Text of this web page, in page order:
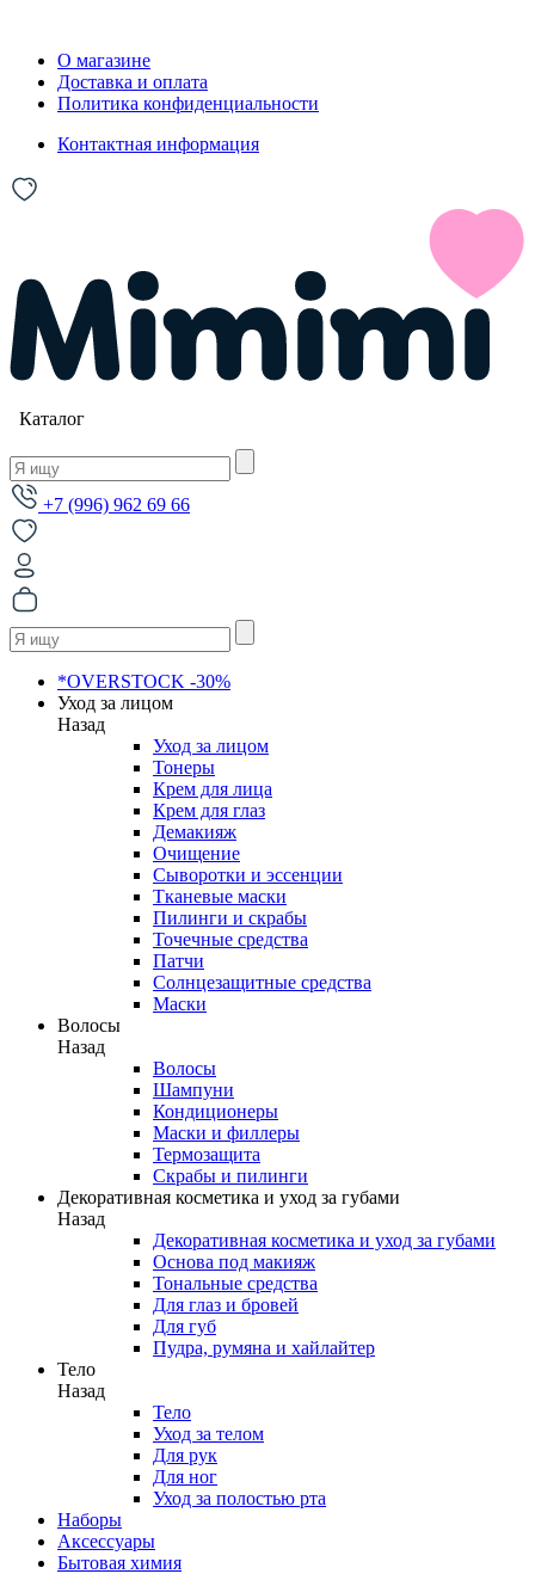
О магазине
Доставка и оплата
Политика конфиденциальности
Контактная информация
Каталог
+7 (996) 962 69 66
*OVERSTOCK -30%
Уход за лицом
Назад
Уход за лицом
Тонеры
Крем для лица
Крем для глаз
Демакияж
Очищение
Сыворотки и эссенции
Тканевые маски
Пилинги и скрабы
Точечные средства
Патчи
Солнцезащитные средства
Маски
Волосы
Назад
Волосы
Шампуни
Кондиционеры
Маски и филлеры
Термозащита
Скрабы и пилинги
Декоративная косметика и уход за губами
Назад
Декоративная косметика и уход за губами
Основа под макияж
Тональные средства
Для глаз и бровей
Для губ
Пудра, румяна и хайлайтер
Тело
Назад
Тело
Уход за телом
Для рук
Для ног
Уход за полостью рта
Наборы
Аксессуары
Бытовая химия